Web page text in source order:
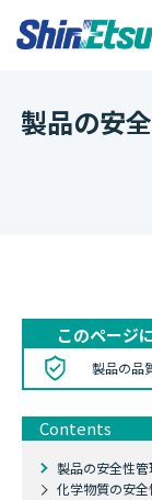
製品の安
このページ
製品の品
Contents
製品の安全性管
化学物質の安